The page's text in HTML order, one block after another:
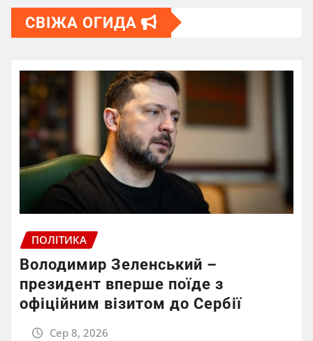
СВІЖА ОГИДА
ПОЛІТИКА
Володимир Зеленський –
президент вперше поїде з
офіційним візитом до Сербії
Сер 8, 2026